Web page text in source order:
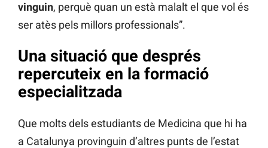
vinguin, perquè quan un està malalt el que vol és
ser atès pels millors professionals”.
Una situació que després
repercuteix en la formació
especialitzada
Que molts dels estudiants de Medicina que hi ha
a Catalunya provinguin d’altres punts de l’estat